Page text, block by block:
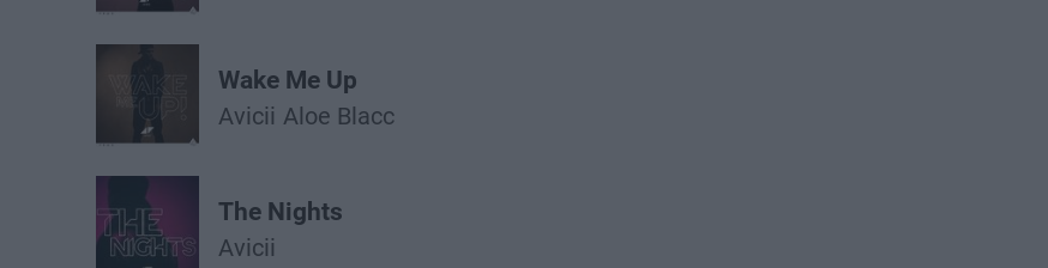
Wake Me Up
Avicii Aloe Blacc
The Nights
Avicii